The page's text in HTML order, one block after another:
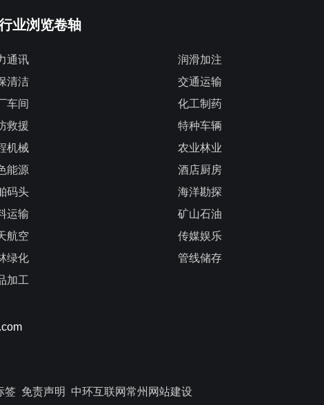
业浏览卷轴
通讯
清洁
车间
救援
机械
能源
码头
运输
航空
绿化
加工
润滑加注
交通运输
化工制药
特种车辆
农业林业
酒店厨房
海洋勘探
矿山石油
传媒娱乐
管线储存
签 免责声明 中环互联网常州网站建设